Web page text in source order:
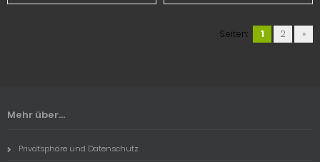
Seiten: 1 2 »
Mehr über...
Privatsphäre und Datenschutz